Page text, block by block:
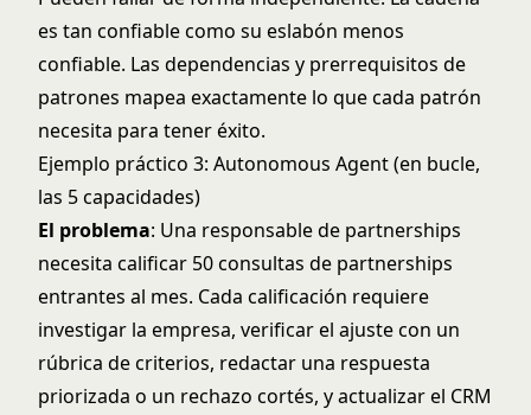
es tan confiable como su eslabón menos
confiable. Las dependencias y prerrequisitos de
patrones mapea exactamente lo que cada patrón
necesita para tener éxito.
Ejemplo práctico 3: Autonomous Agent (en bucle,
las 5 capacidades)
El problema: Una responsable de partnerships
necesita calificar 50 consultas de partnerships
entrantes al mes. Cada calificación requiere
investigar la empresa, verificar el ajuste con un
rúbrica de criterios, redactar una respuesta
priorizada o un rechazo cortés, y actualizar el CRM